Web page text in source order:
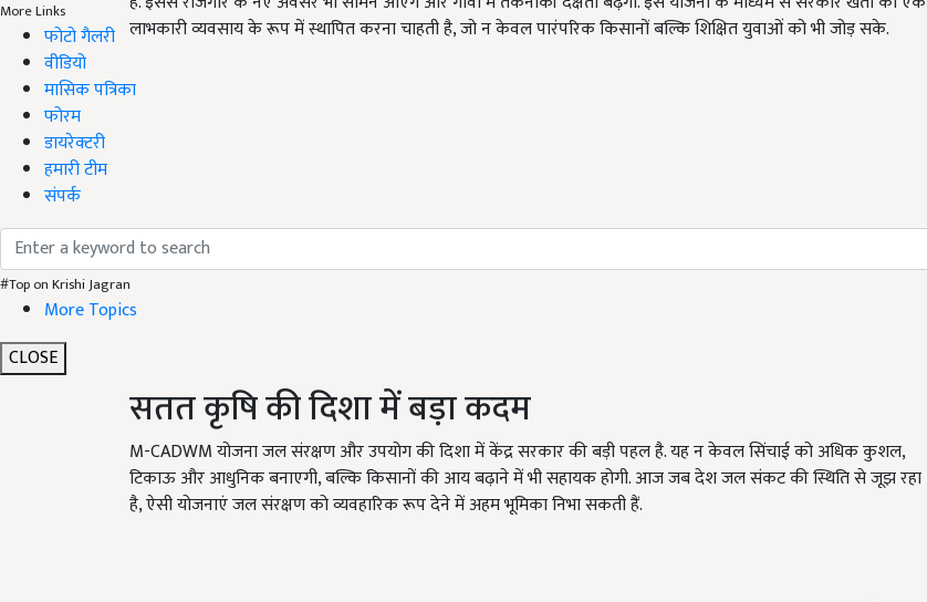
More Links
फोटो गैलरी
वीडियो
मासिक पत्रिका
फोरम
डायरेक्टरी
हमारी टीम
संपर्क
#Top on Krishi Jagran
More Topics
CLOSE
लाभकारी व्यवसाय के रूप में स्थापित करना चाहती है, जो न केवल पारंपरिक किसानों बल्कि शिक्षित युवाओं को भी जोड़ सके.
सतत कृषि की दिशा में बड़ा कदम
M-CADWM योजना जल संरक्षण और उपयोग की दिशा में केंद्र सरकार की बड़ी पहल है. यह न केवल सिंचाई को अधिक कुशल,
टिकाऊ और आधुनिक बनाएगी, बल्कि किसानों की आय बढ़ाने में भी सहायक होगी. आज जब देश जल संकट की स्थिति से जूझ रहा
है, ऐसी योजनाएं जल संरक्षण को व्यवहारिक रूप देने में अहम भूमिका निभा सकती हैं.